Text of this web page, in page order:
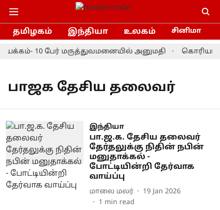
தமிழகம் இந்தியா உலகம் சினிமா
10 பேர் மருத்துவமனையில் அனுமதி கொரியா
பாஜக தேசிய தலைவர்
இந்தியா
பா.ஜ.க. தேசிய தலைவர்
தேர்தலுக்கு நிதின் நபின்
மனுதாக்கல் -
போட்டியின்றி தேர்வாக
வாய்ப்பு
மாலை மலர்
19 Jan 2026
1 min read